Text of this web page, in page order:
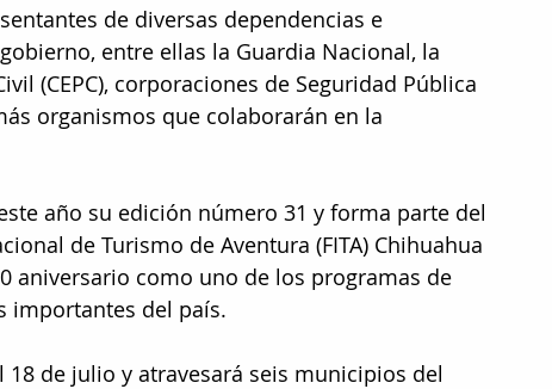
de diversas dependencias e
entre ellas la Guardia Nacional, la
(CEPC), corporaciones de Seguridad Pública
organismos que colaborarán en la
año su edición número 31 y forma parte del
de Turismo de Aventura (FITA) Chihuahua
aniversario como uno de los programas de
importantes del país.
de julio y atravesará seis municipios del